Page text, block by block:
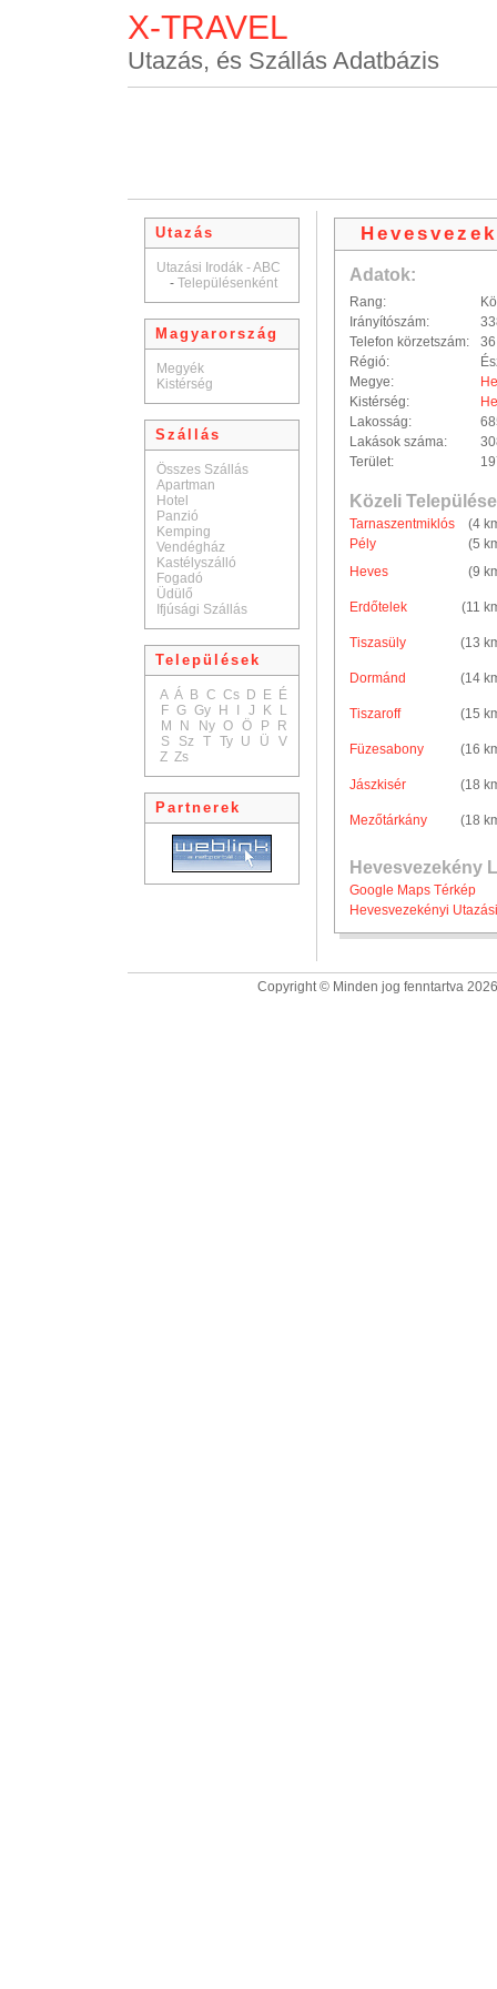
X-TRAVEL
Utazás, és Szállás Adatbázis
Utazás
Utazási Irodák - ABC
- Településenként
Magyarország
Megyék
Kistérség
Szállás
Összes Szállás
Apartman
Hotel
Panzió
Kemping
Vendégház
Kastélyszálló
Fogadó
Üdülő
Ifjúsági Szállás
Települések
A Á B C Cs D E É
F G Gy H J K
L
M
N Ny O Ö P
R
S
Sz T Ty U Ü
V
Z Zs
Partnerek
Adatok:
Rang:
Irányítószám:
Telefon körzetszám:
36
Régió:
Megye:
Kistérség:
Lakosság:
Lakások száma:
Terület:
Közeli
Tarnaszentmiklós
(4
Pély
(5
Heves
(9
Erdőtelek (11
Tiszasüly (13
Dormánd (14
Tiszaroff (15
Füzesabony (16
Jászkisér (18
Mezőtárkány (18
Hevesvezekény
Google Maps Térkép
Hevesvezekényi
Copyright © Minden jog fenntartva